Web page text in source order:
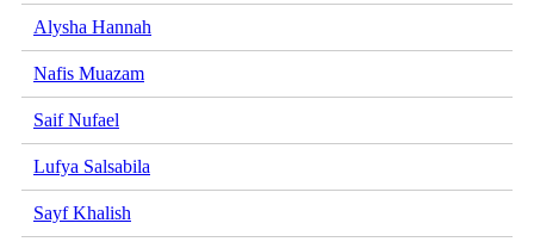
Alysha Hannah
Nafis Muazam
Saif Nufael
Lufya Salsabila
Sayf Khalish